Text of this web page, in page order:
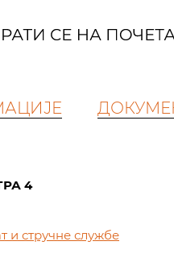
4
и стручне службе